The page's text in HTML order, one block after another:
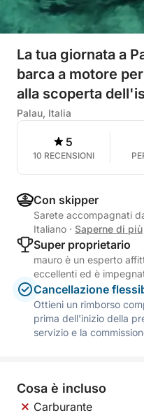
La tua giornata a
barca a motore
alla scoperta
Palau, Italia
5
10 RECENSIONI
Con skipper
Sarete accompagnati
Italiano · Saperne di più
Super proprietario
mauro è un esperto
eccellenti ed è
Cancellazione
Ottieni un rimborso
prima dell'inizio della
servizio e la
Cosa è incluso
Carburante